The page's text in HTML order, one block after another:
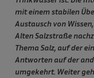
mit einem stabilen
Austausch von
Alten Salzstraße
Thema Salz, auf der
Antworten auf der
umgekehrt. Weiter